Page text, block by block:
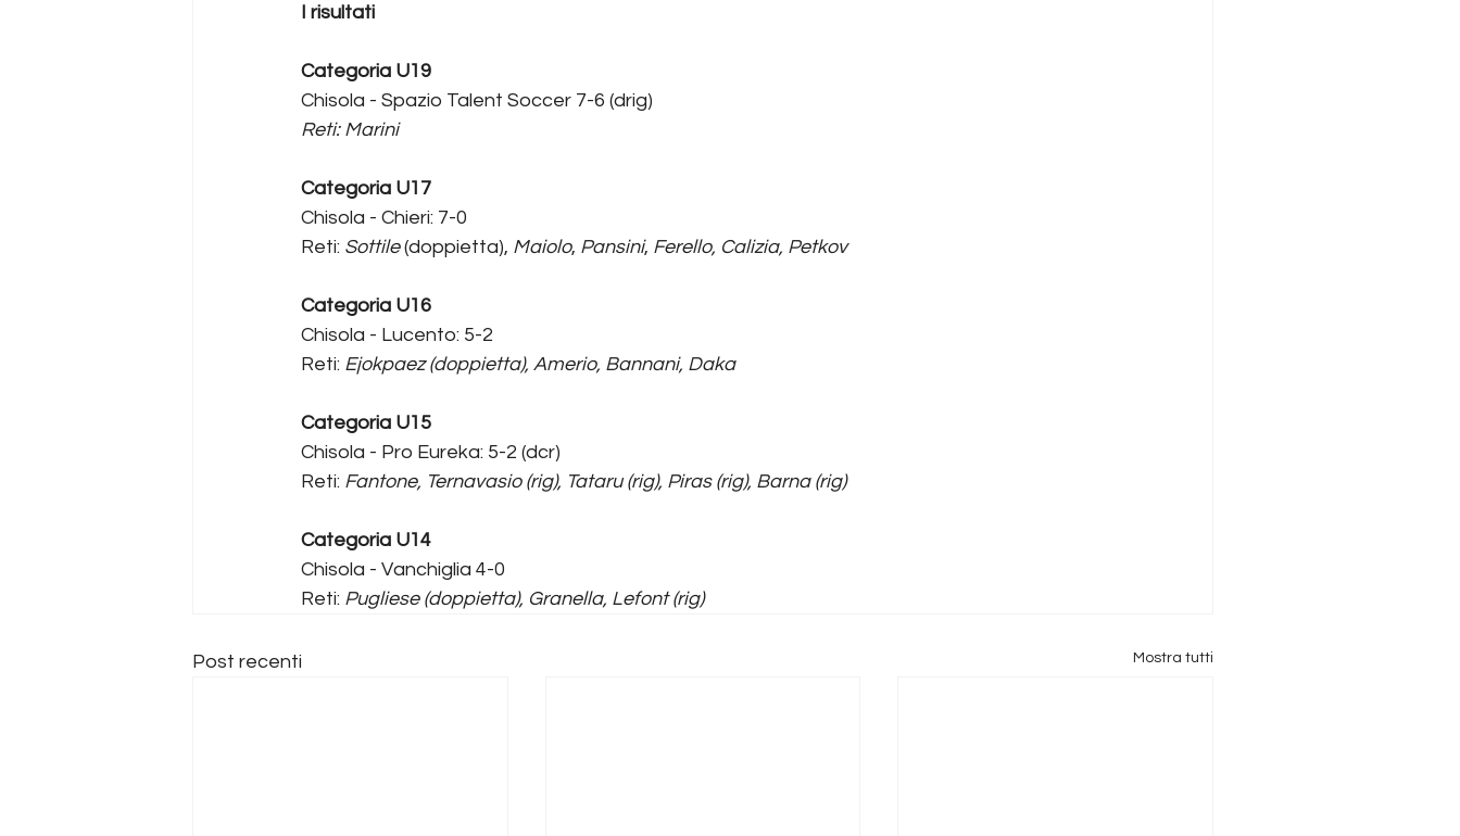
I risultati
Categoria U19
Chisola - Spazio Talent Soccer 7-6 (drig)
Reti: Marini
Categoria U17
Chisola - Chieri: 7-0
Reti: Sottile (doppietta), Maiolo, Pansini, Ferello, Calizia, Petkov
Categoria U16
Chisola - Lucento: 5-2
Reti: Ejokpaez (doppietta), Amerio, Bannani, Daka
Categoria U15
Chisola - Pro Eureka: 5-2 (dcr)
Reti: Fantone, Ternavasio (rig), Tataru (rig), Piras (rig), Barna (rig)
Categoria U14
Chisola - Vanchiglia 4-0
Reti: Pugliese (doppietta), Granella, Lefont (rig)
Post recenti Mostra tutti